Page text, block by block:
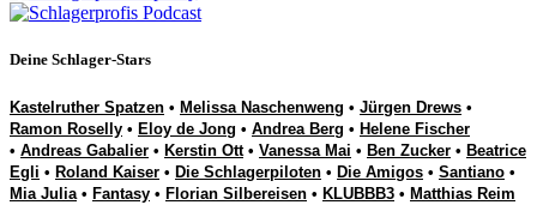
Deine Schlager-Stars
Kastelruther Spatzen • Melissa Naschenweng • Jürgen Drews •
Ramon Roselly • Eloy de Jong • Andrea Berg • Helene Fischer
• Andreas Gabalier • Kerstin Ott• Vanessa Mai • Ben Zucker • Beatrice
Egli • Roland Kaiser • Die Schlagerpiloten • Die Amigos • Santiano •
Mia Julia• Fantasy • Florian Silbereisen • KLUBBB3 • Matthias Reim